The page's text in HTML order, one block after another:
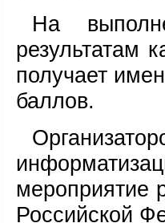
На
результатам
получает
баллов.
мероприятие
Российской